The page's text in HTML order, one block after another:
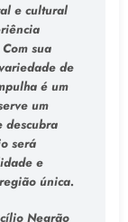
e cultural
sua
de
é um
um
descubra
será
e
única.
Negrão